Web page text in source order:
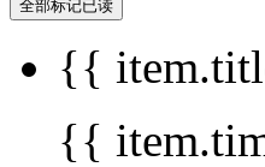
全部标记已读
{{
{{